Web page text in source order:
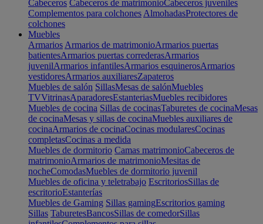
Cabeceros Cabeceros de matrimonioCabeceros juveniles
Complementos para colchones AlmohadasProtectores de
colchones
Muebles
Armarios Armarios de matrimonioArmarios puertas
batientesArmarios puertas correderasArmarios
juvenilArmarios infantilesArmarios esquinerosArmarios
vestidoresArmarios auxiliaresZapateros
Muebles de salón SillasMesas de salónMuebles
TVVitrinasAparadoresEstanteriasMuebles recibidores
Muebles de cocina Sillas de cocinasTaburetes de cocinaMesas
de cocinaMesas y sillas de cocinaMuebles auxiliares de
cocinaArmarios de cocinaCocinas modularesCocinas
completasCocinas a medida
Muebles de dormitorio Camas matrimonioCabeceros de
matrimonioArmarios de matrimonioMesitas de
nocheComodasMuebles de dormitorio juvenil
Muebles de oficina y teletrabajo EscritoriosSillas de
escritorioEstanterías
Muebles de Gaming Sillas gamingEscritorios gaming
Sillas TaburetesBancosSillas de comedorSillas